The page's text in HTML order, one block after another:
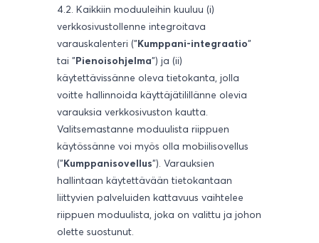
4.2. Kaikkiin moduuleihin kuuluu (i)
verkkosivustollenne integroitava
varauskalenteri ("Kumppani-integraatio"
tai "Pienoisohjelma") ja (ii)
käytettävissänne oleva tietokanta, jolla
voitte hallinnoida käyttäjätilillänne olevia
varauksia verkkosivuston kautta.
Valitsemastanne moduulista riippuen
käytössänne voi myös olla mobiilisovellus
("Kumppanisovellus"). Varauksien
hallintaan käytettävään tietokantaan
liittyvien palveluiden kattavuus vaihtelee
riippuen moduulista, joka on valittu ja johon
olette suostunut.